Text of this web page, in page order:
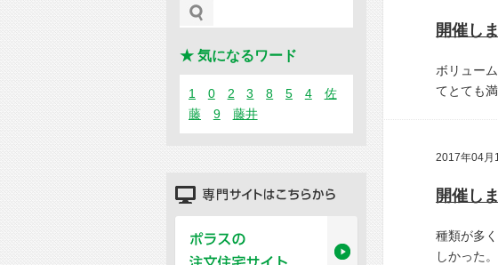
ボリュー
てとても
2017年04
種類が多
しかった。
★ 気になるワード
1 0 2 3 8 5 4
佐
藤
9 藤井